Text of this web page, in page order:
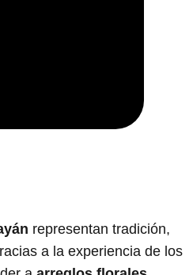
representan tradición,
a la experiencia de los